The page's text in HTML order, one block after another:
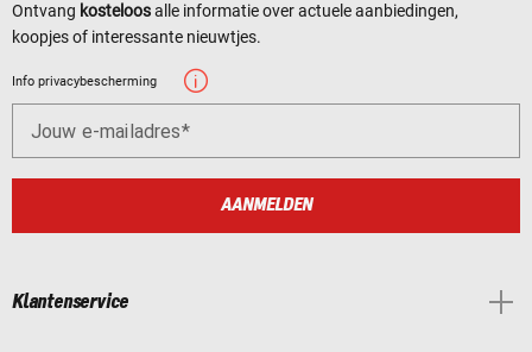
Ontvang kosteloosalle informatie over actuele aanbiedingen,
koopjes of interessante nieuwtjes.
Info privacybescherming
Jouw e-mailadres
AANMELDEN
Klantenservice